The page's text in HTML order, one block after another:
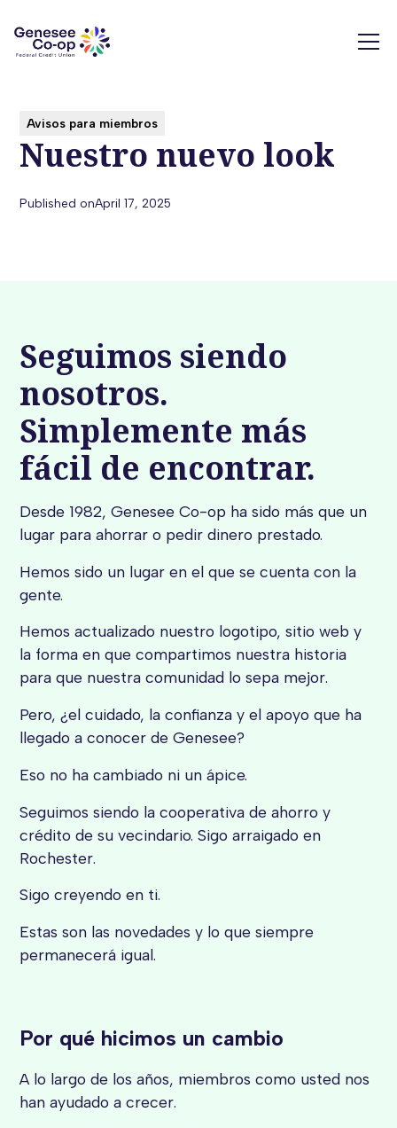
Avisos para miembros
Nuestro nuevo look
Published onApril 17, 2025
Seguimos siendo
nosotros.
Simplemente más
fácil de encontrar.
Desde 1982, Genesee Co-op ha sido más que un
lugar para ahorrar o pedir dinero prestado.
Hemos sido un lugar en el que se cuenta con la
gente.
Hemos actualizado nuestro logotipo, sitio web y
la forma en que compartimos nuestra historia
para que nuestra comunidad lo sepa mejor.
Pero, ¿el cuidado, la confianza y el apoyo que ha
llegado a conocer de Genesee?
Eso no ha cambiado ni un ápice.
Seguimos siendo la cooperativa de ahorro y
crédito de su vecindario. Sigo arraigado en
Rochester.
Sigo creyendo en ti.
Estas son las novedades y lo que siempre
permanecerá igual.
Por qué hicimos un cambio
A lo largo de los años, miembros como usted nos
han ayudado a crecer.